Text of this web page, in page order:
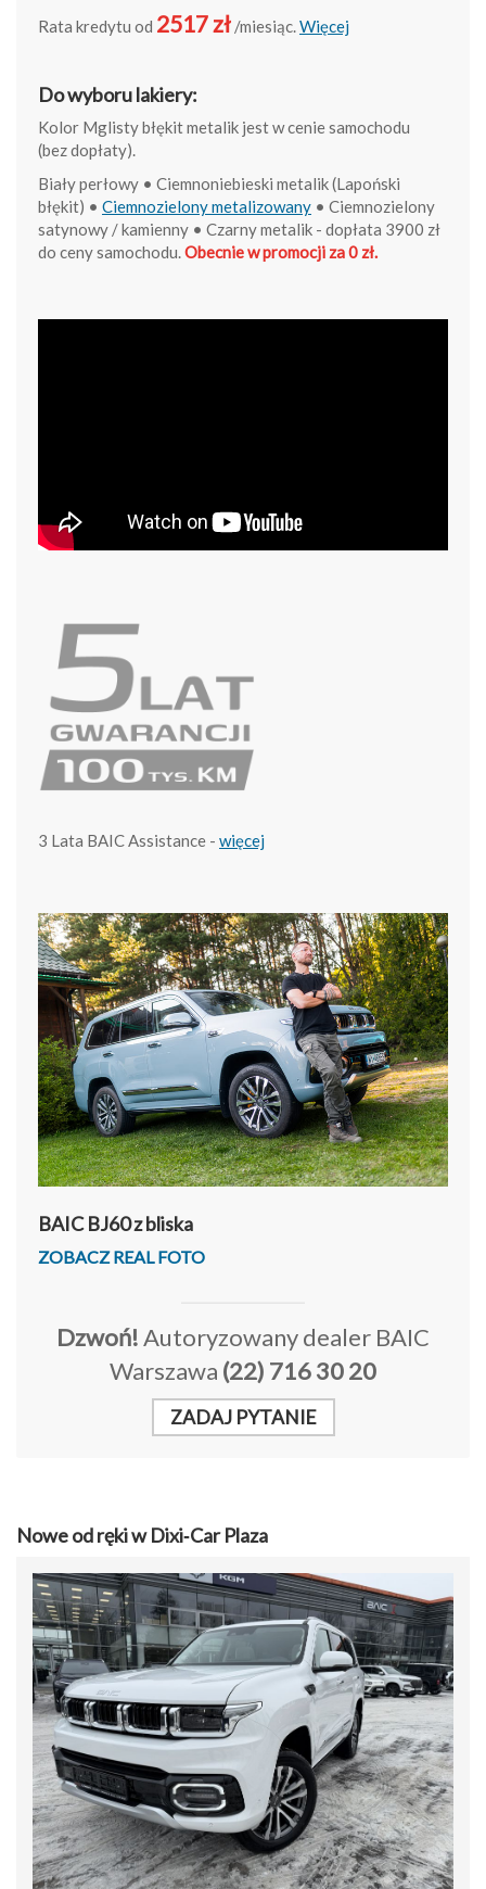
Rata kredytu od 2517 zł /miesiąc.Więcej
Do wyboru lakiery:
Kolor Mglisty błękit metalik jest w cenie samochodu
(bez dopłaty).
Biały perłowy • Ciemnoniebieski metalik (Lapoński
błękit) • Ciemnozielony metalizowany • Ciemnozielony
satynowy / kamienny • Czarny metalik - dopłata 3900 zł
do ceny samochodu.Obecnie w promocji za 0 zł.
3 Lata BAIC Assistance - więcej
BAIC BJ60 z bliska
ZOBACZ REAL FOTO
Dzwoń!Autoryzowany dealer BAIC
Warszawa (22) 716 30 20
ZADAJ PYTANIE
Nowe od ręki w Dixi‑Car Plaza